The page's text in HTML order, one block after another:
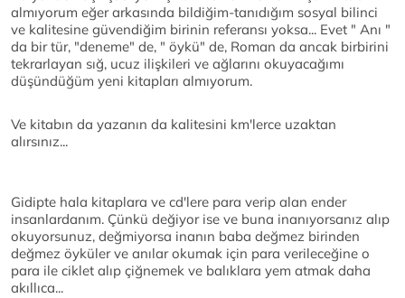
almıyorum eğer arkasında bildiğim-tanıdığım sosyal bilinci
ve kalitesine güvendiğim birinin referansı yoksa... Evet " Anı "
da bir tür, "deneme" de, " öykü" de, Roman da ancak birbirini
tekrarlayan sığ, ucuz ilişkileri ve ağlarını okuyacağımı
düşündüğüm yeni kitapları almıyorum.
Ve kitabın da yazanın da kalitesini km'lerce uzaktan
alırsınız...
Gidipte hala kitaplara ve cd'lere para verip alan ender
insanlardanım. Çünkü değiyor ise ve buna inanıyorsanız alıp
okuyorsunuz, değmiyorsa inanın baba değmez birinden
değmez öyküler ve anılar okumak için para verileceğine o
para ile ciklet alıp çiğnemek ve balıklara yem atmak daha
akıllıca...